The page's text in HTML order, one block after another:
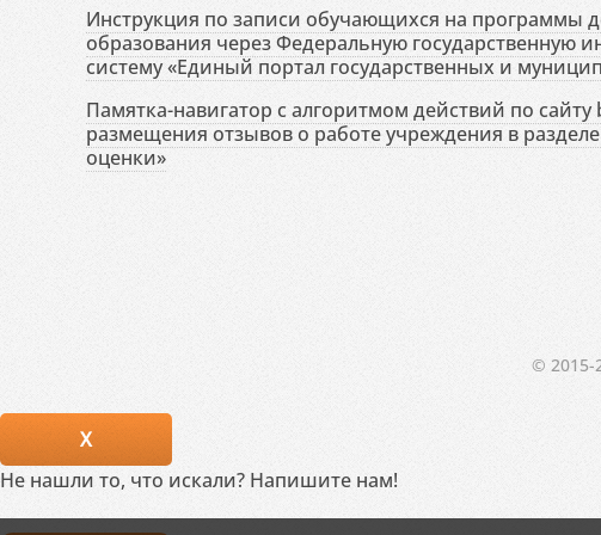
Инструкция по записи обучающихся на программы
образования через Федеральную государственную
систему «Единый портал государственных и
Памятка-навигатор с алгоритмом действий по сайту
размещения отзывов о работе учреждения в
оценки»
© 2015-
X
Не нашли то, что искали? Напишите нам!